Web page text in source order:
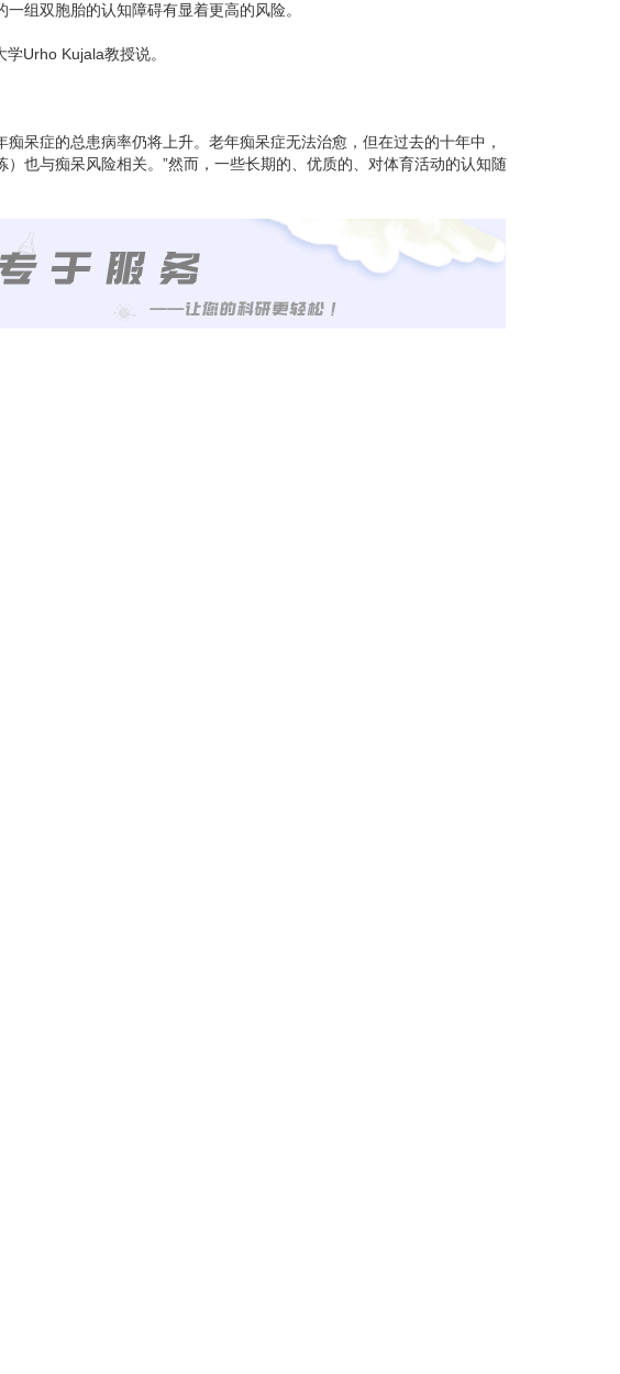
组双胞胎的认知障碍有显着更高的风险。
Urho Kujala教授说。
呆症的总患病率仍将上升。老年痴呆症无法治愈，但在过去的十年中，
也与痴呆风险相关。”然而，一些长期的、优质的、对体育活动的认知随